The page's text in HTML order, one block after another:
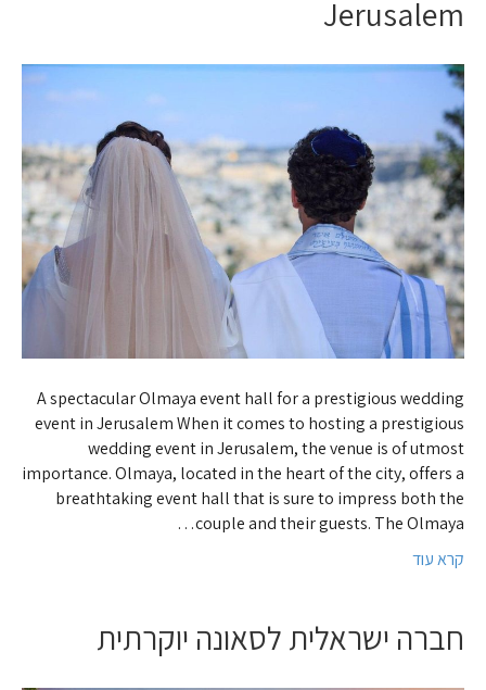
Jerusalem
A spectacular Olmaya event hall for a prestigious wedding
event in Jerusalem When it comes to hosting a prestigious
wedding event in Jerusalem, the venue is of utmost
importance. Olmaya, located in the heart of the city, offers a
breathtaking event hall that is sure to impress both the
couple and their guests. The Olmaya…
קרא עוד
חברה ישראלית לסאונה יוקרתית